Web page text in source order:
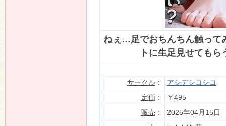
ねぇ…足でおちんちん触って
トに生足見せても
サークル：
アシデシコシコ
定価 ：
￥495
販売 ：
2025年04月15日